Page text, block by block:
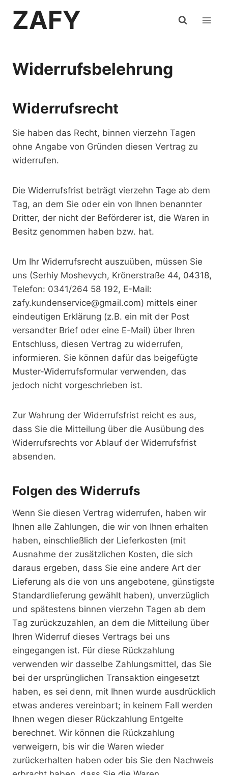
InhaltZAFY
Widerrufsbelehrung
Widerrufsrecht
Sie haben das Recht, binnen vierzehn Tagen
ohne Angabe von Gründen diesen Vertrag zu
widerrufen.
Die Widerrufsfrist beträgt vierzehn Tage ab dem
Tag, an dem Sie oder ein von Ihnen benannter
Dritter, der nicht der Beförderer ist, die Waren in
Besitz genommen haben bzw. hat.
Um Ihr Widerrufsrecht auszuüben, müssen Sie
uns (Serhiy Moshevych, Krönerstraße 44, 04318,
Telefon: 0341/264 58 192, E-Mail:
zafy.kundenservice@gmail.com) mittels einer
eindeutigen Erklärung (z.B. ein mit der Post
versandter Brief oder eine E-Mail) über Ihren
Entschluss, diesen Vertrag zu widerrufen,
informieren. Sie können dafür das beigefügte
Muster-Widerrufsformular verwenden, das
jedoch nicht vorgeschrieben ist.
Zur Wahrung der Widerrufsfrist reicht es aus,
dass Sie die Mitteilung über die Ausübung des
Widerrufsrechts vor Ablauf der Widerrufsfrist
absenden.
Folgen des Widerrufs
Wenn Sie diesen Vertrag widerrufen, haben wir
Ihnen alle Zahlungen, die wir von Ihnen erhalten
haben, einschließlich der Lieferkosten (mit
Ausnahme der zusätzlichen Kosten, die sich
daraus ergeben, dass Sie eine andere Art der
Lieferung als die von uns angebotene, günstigste
Standardlieferung gewählt haben), unverzüglich
und spätestens binnen vierzehn Tagen ab dem
Tag zurückzuzahlen, an dem die Mitteilung über
Ihren Widerruf dieses Vertrags bei uns
eingegangen ist. Für diese Rückzahlung
verwenden wir dasselbe Zahlungsmittel, das Sie
bei der ursprünglichen Transaktion eingesetzt
haben, es sei denn, mit Ihnen wurde ausdrücklich
etwas anderes vereinbart; in keinem Fall werden
Ihnen wegen dieser Rückzahlung Entgelte
berechnet. Wir können die Rückzahlung
verweigern, bis wir die Waren wieder
zurückerhalten haben oder bis Sie den Nachweis